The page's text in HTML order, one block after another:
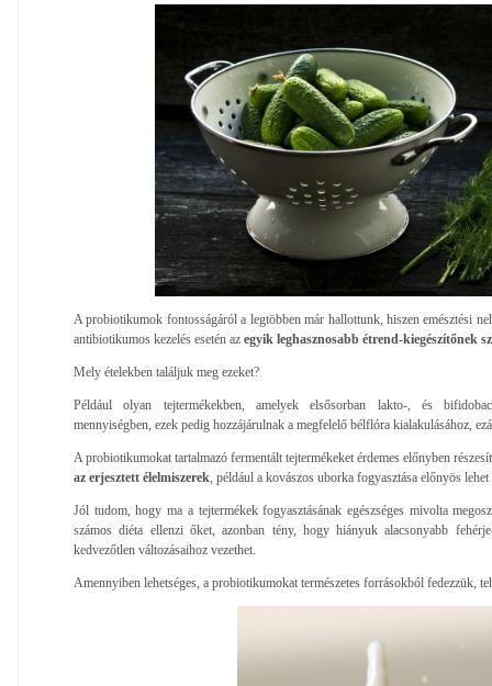
A probiotikumok fontosságáról a legtöbben már hallottunk, hiszen emésztési
antibiotikumos kezelés esetén az egyik leghasznosabb étrend-kiegészítőnek
Mely ételekben találjuk meg ezeket?
Például olyan tejtermékekben, amelyek elsősorban lakto-, és
mennyiségben, ezek pedig hozzájárulnak a megfelelő bélflóra kialakulásához,
A probiotikumokat tartalmazó fermentált tejtermékeket érdemes előnyben
az erjesztett élelmiszerek , például a kovászos uborka fogyasztása előnyös
Jól tudom, hogy ma a tejtermékek fogyasztásának egészséges mivolta
számos diéta ellenzi őket, azonban tény, hogy hiányuk alacsonyabb
kedvezőtlen változásaihoz vezethet.
Amennyiben lehetséges, a probiotikumokat természetes forrásokból fedezzük,